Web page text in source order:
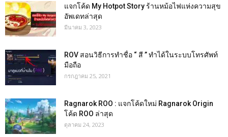
แจกโค้ด My Hotpot Story ร้านหม้อไฟแห่งความสุข
อัพเดทล่าสุด
มีนาคม 3, 2023
ROV สอนวิธีการทำชื่อ “ สี ” ทำได้ในระบบโทรศัพท์
มือถือ
กรกฎาคม 25, 2021
Ragnarok ROO : แจกโค้ดใหม่ Ragnarok Origin
โค้ด ROO ล่าสุด
ตุลาคม 24, 2023